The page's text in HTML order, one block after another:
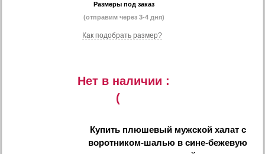
Размеры под заказ
(отправим через 3-4 дня)
Как подобрать размер?
Нет в наличии :
(
Купить плюшевый мужской халат с
воротником-шалью в сине-бежевую